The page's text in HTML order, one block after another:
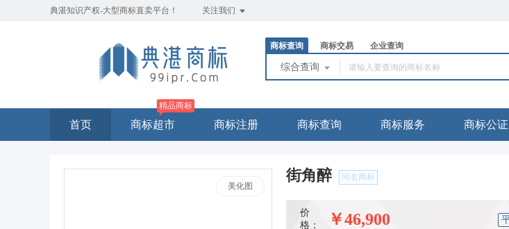
典湛知识产权-大型商标直卖平台！ 关注我们
商标查询 商标交易 企业查询
综合查询
首页 商标超市
精品商标
商标注册 商标查询 商标服务 商标公证
美化图
街角醉 同名商标
价
格：
￥46,900